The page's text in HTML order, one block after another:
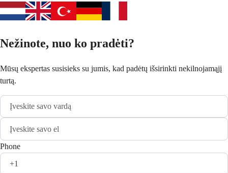
Nežinote, nuo ko pradėti?
Mūsų ekspertas susisieks su jumis, kad padėtų išsirinkti nekilnojamąjį
turtą.
Phone